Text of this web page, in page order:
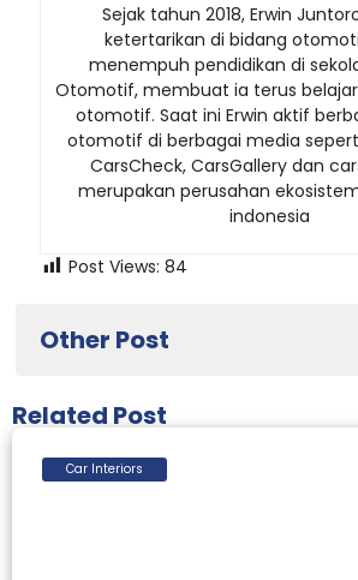
Sejak tahun 2018, Erwin
ketertarikan di bidang
menempuh pendidikan di
Otomotif, membuat ia terus
otomotif. Saat ini Erwin aktif
otomotif di berbagai media
CarsCheck, CarsGallery dan
merupakan perusahan
indonesia
Post Views: 84
Other Post
Related Post
Car Interiors